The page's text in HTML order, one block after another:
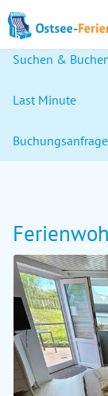
Suchen &
Last Minute
Buchungsanfrage